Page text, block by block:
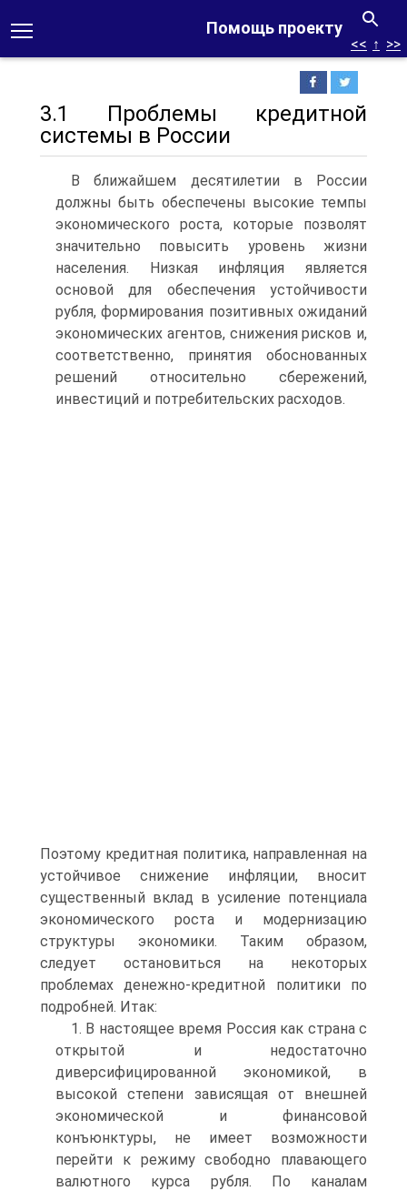
Помощь проекту
<< ↑ >>
3.1 Проблемы кредитной
системы в России
В ближайшем десятилетии в России
должны быть обеспечены высокие темпы
экономического роста, которые позволят
значительно повысить уровень жизни
населения. Низкая инфляция является
основой для обеспечения устойчивости
рубля, формирования позитивных ожиданий
экономических агентов, снижения рисков и,
соответственно, принятия обоснованных
решений относительно сбережений,
инвестиций и потребительских расходов.
Поэтому кредитная политика, направленная на
устойчивое снижение инфляции, вносит
существенный вклад в усиление потенциала
экономического роста и модернизацию
структуры экономики. Таким образом,
следует остановиться на некоторых
проблемах денежно-кредитной политики по
подробней. Итак:
1. В настоящее время Россия как страна с
открытой и недостаточно
диверсифицированной экономикой, в
высокой степени зависящая от внешней
экономической и финансовой
конъюнктуры, не имеет возможности
перейти к режиму свободно плавающего
валютного курса рубля. По каналам